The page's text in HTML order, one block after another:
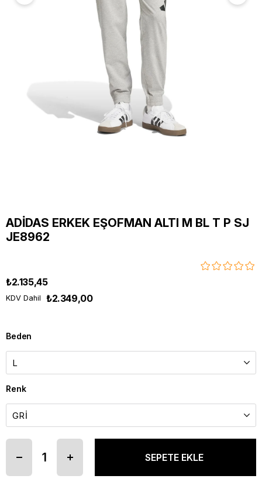
ADİDAS ERKEK EŞOFMAN ALTI M BL T P SJ
JE8962
₺2.135,45
KDV Dahil ₺2.349,00
Beden
Renk